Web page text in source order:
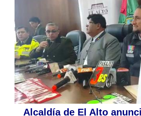
Alcaldía de El Alto